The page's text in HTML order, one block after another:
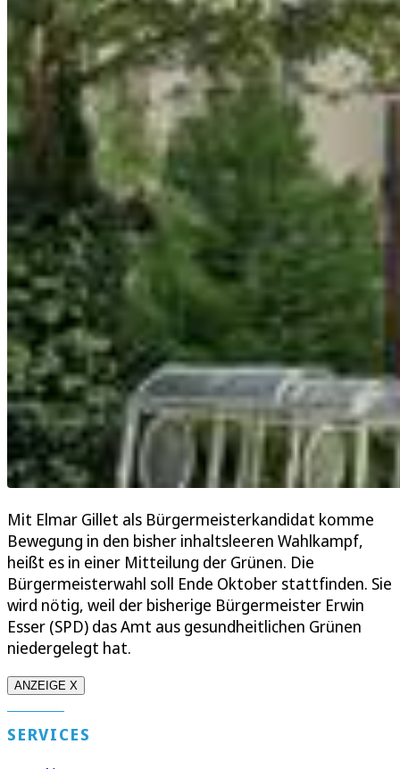
Mit Elmar Gillet als Bürgermeisterkandidat komme
Bewegung in den bisher inhaltsleeren Wahlkampf,
heißt es in einer Mitteilung der Grünen. Die
Bürgermeisterwahl soll Ende Oktober stattfinden. Sie
wird nötig, weil der bisherige Bürgermeister Erwin
Esser (SPD) das Amt aus gesundheitlichen Grünen
niedergelegt hat.
ANZEIGE X
SERVICES